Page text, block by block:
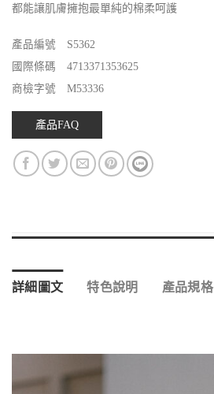
都能讓肌膚擁抱最單純的棉柔呵護
產品編號 S5362
國際條碼 4713371353625
商檢字號 M53336
產品FAQ
詳細圖文 特色說明 產品規格